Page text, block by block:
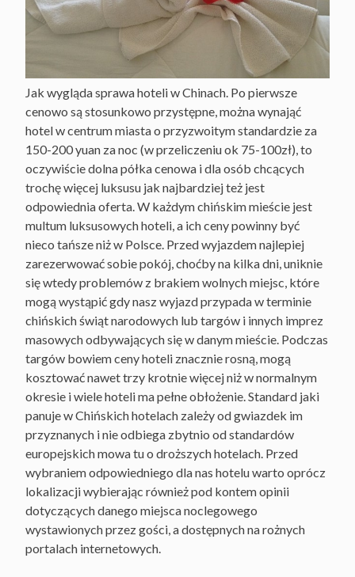
Jak wygląda sprawa hoteli w Chinach. Po pierwsze
cenowo są stosunkowo przystępne, można wynająć
hotel w centrum miasta o przyzwoitym standardzie za
150-200 yuan za noc (w przeliczeniu ok 75-100zł), to
oczywiście dolna półka cenowa i dla osób chcących
trochę więcej luksusu jak najbardziej też jest
odpowiednia oferta. W każdym chińskim mieście jest
multum luksusowych hoteli, a ich ceny powinny być
nieco tańsze niż w Polsce. Przed wyjazdem najlepiej
zarezerwować sobie pokój, choćby na kilka dni, uniknie
się wtedy problemów z brakiem wolnych miejsc, które
mogą wystąpić gdy nasz wyjazd przypada w terminie
chińskich świąt narodowych lub targów i innych imprez
masowych odbywających się w danym mieście. Podczas
targów bowiem ceny hoteli znacznie rosną, mogą
kosztować nawet trzy krotnie więcej niż w normalnym
okresie i wiele hoteli ma pełne obłożenie. Standard jaki
panuje w Chińskich hotelach zależy od gwiazdek im
przyznanych i nie odbiega zbytnio od standardów
europejskich mowa tu o droższych hotelach. Przed
wybraniem odpowiedniego dla nas hotelu warto oprócz
lokalizacji wybierając również pod kontem opinii
dotyczących danego miejsca noclegowego
wystawionych przez gości, a dostępnych na rożnych
portalach internetowych.